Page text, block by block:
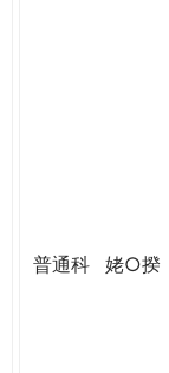
普通科
姥○揆